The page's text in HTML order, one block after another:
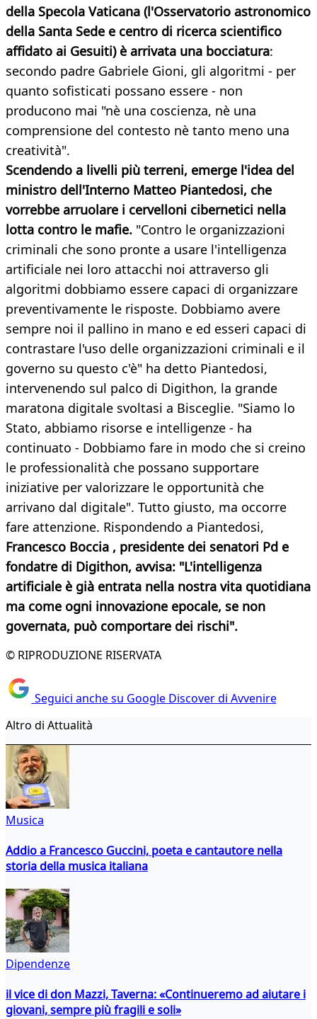
della Specola Vaticana (l'Osservatorio astronomico
della Santa Sede e centro di ricerca scientifico
affidato ai Gesuiti) è arrivata una bocciatura:
secondo padre Gabriele Gioni, gli algoritmi - per
quanto sofisticati possano essere - non
producono mai "nè una coscienza, nè una
comprensione del contesto nè tanto meno una
creatività".
Scendendo a livelli più terreni, emerge l'idea del
ministro dell'Interno Matteo Piantedosi, che
vorrebbe arruolare i cervelloni cibernetici nella
lotta contro le mafie. "Contro le organizzazioni
criminali che sono pronte a usare l'intelligenza
artificiale nei loro attacchi noi attraverso gli
algoritmi dobbiamo essere capaci di organizzare
preventivamente le risposte. Dobbiamo avere
sempre noi il pallino in mano e ed esseri capaci di
contrastare l'uso delle organizzazioni criminali e il
governo su questo c'è" ha detto Piantedosi,
intervenendo sul palco di Digithon, la grande
maratona digitale svoltasi a Bisceglie. "Siamo lo
Stato, abbiamo risorse e intelligenze - ha
continuato - Dobbiamo fare in modo che si creino
le professionalità che possano supportare
iniziative per valorizzare le opportunità che
arrivano dal digitale". Tutto giusto, ma occorre
fare attenzione. Rispondendo a Piantedosi,
Francesco Boccia , presidente dei senatori Pd e
fondatre di Digithon, avvisa: "L'intelligenza
artificiale è già entrata nella nostra vita quotidiana
ma come ogni innovazione epocale, se non
governata, può comportare dei rischi".
© RIPRODUZIONE RISERVATA
Seguici anche su Google Discover di Avvenire
Altro di Attualità
Musica
Addio a Francesco Guccini, poeta e cantautore nella
storia della musica italiana
Dipendenze
il vice di don Mazzi, Taverna: «Continueremo ad aiutare i
giovani, sempre più fragili e soli»